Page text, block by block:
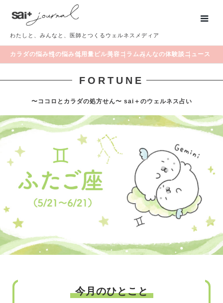
わたしと、みんなと、医師とつくるウェルネスメディア
カラダの悩み性の悩み低用量ピル美容 コラムみんなの体験談ニュース
FORTUNE
〜ココロとカラダの処方せん〜 sai＋のウェルネス占い
今月のひとこと